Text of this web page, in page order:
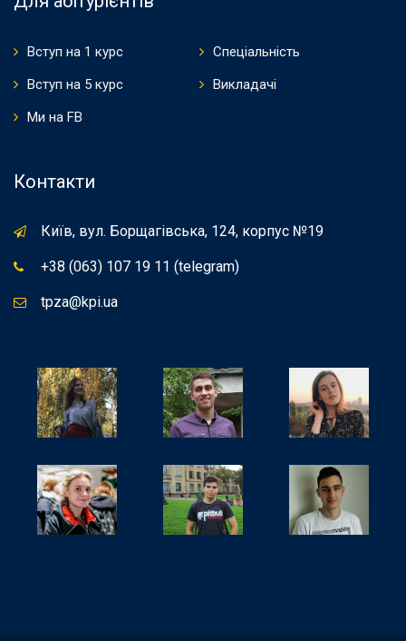
Вступ на 1 курс
Спеціальність
Вступ на 5 курс
Викладачі
Ми на FB
Контакти
Київ, вул. Борщагівська, 124, корпус №19
+38 (063) 107 19 11 (telegram)
tpza@kpi.ua